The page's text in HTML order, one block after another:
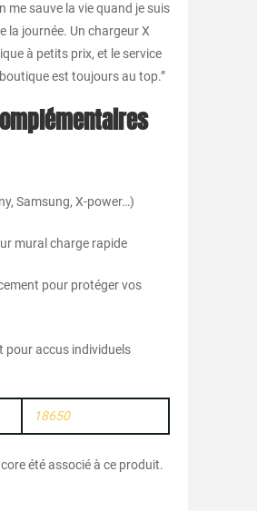
me sauve la vie quand je suis
la journée. Un chargeur X
à petits prix, et le service
est toujours au top.”
Samsung, X-power…)
mural charge rapide
pour protéger vos
pour accus individuels
18650
été associé à ce produit.